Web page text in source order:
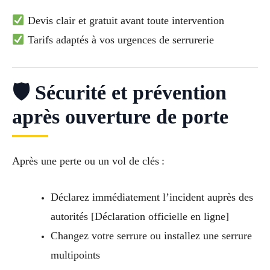
Devis clair et gratuit avant toute intervention
Tarifs adaptés à vos urgences de serrurerie
🛡 Sécurité et prévention
après ouverture de porte
Après une perte ou un vol de clés :
Déclarez immédiatement l’incident auprès des
autorités [Déclaration officielle en ligne]
Changez votre serrure ou installez une serrure
multipoints